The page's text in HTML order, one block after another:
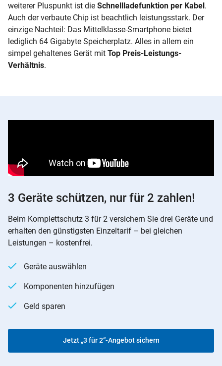
weiterer Pluspunkt ist die Schnellladefunktion per Kabel.
Auch der verbaute Chip ist beachtlich leistungsstark. Der
einzige Nachteil: Das Mittelklasse-Smartphone bietet
lediglich 64 Gigabyte Speicherplatz. Alles in allem ein
simpel gehaltenes Gerät mit Top Preis-Leistungs-
Verhältnis.
3 Geräte schützen, nur für 2 zahlen!
Beim Komplettschutz 3 für 2 versichern Sie drei Geräte und
erhalten den günstigsten Einzeltarif – bei gleichen
Leistungen – kostenfrei.
Geräte auswählen
Komponenten hinzufügen
Geld sparen
Jetzt „3 für 2“-Angebot sichern